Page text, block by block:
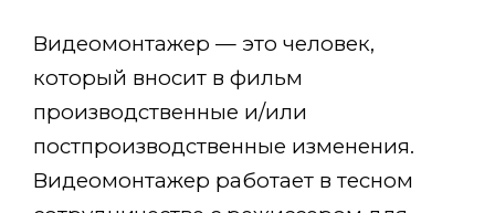
Видеомонтажер — это человек,
который вносит в фильм
производственные и/или
постпроизводственные изменения.
Видеомонтажер работает в тесном